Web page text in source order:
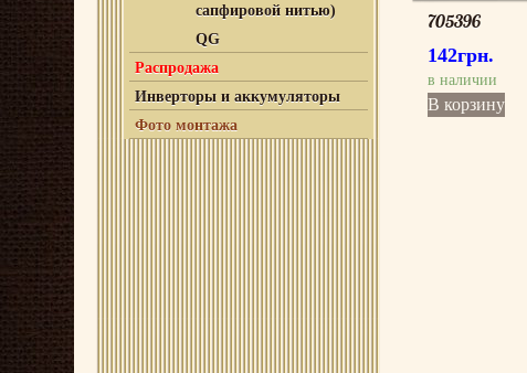
сапфировой нитью)
QG
Распродажа
Инверторы и аккумуляторы
Фото монтажа
705396
142грн.
в наличии
В корзину